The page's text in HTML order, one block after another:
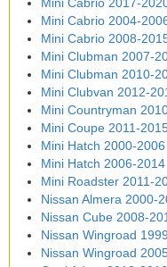
Mini Cabrio 2017-
Mini Cabrio 2004-
Mini Cabrio 2008-
Mini Clubman 2007-
Mini Clubman 2010-
Mini Clubvan 2012-
Mini Countryman
Mini Coupe 2011-
Mini Hatch 2000-2006
Mini Hatch 2006-2014
Mini Roadster 2011-
Nissan Almera 2000-
Nissan Cube 2008-
Nissan Wingroad
Nissan Wingroad